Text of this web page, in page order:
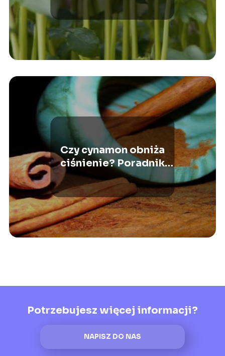
Czy cynamon obniża
ciśnienie? Poradnik
żywieniowy
Potrzebujesz więcej informacji?
NAPISZ DO NAS